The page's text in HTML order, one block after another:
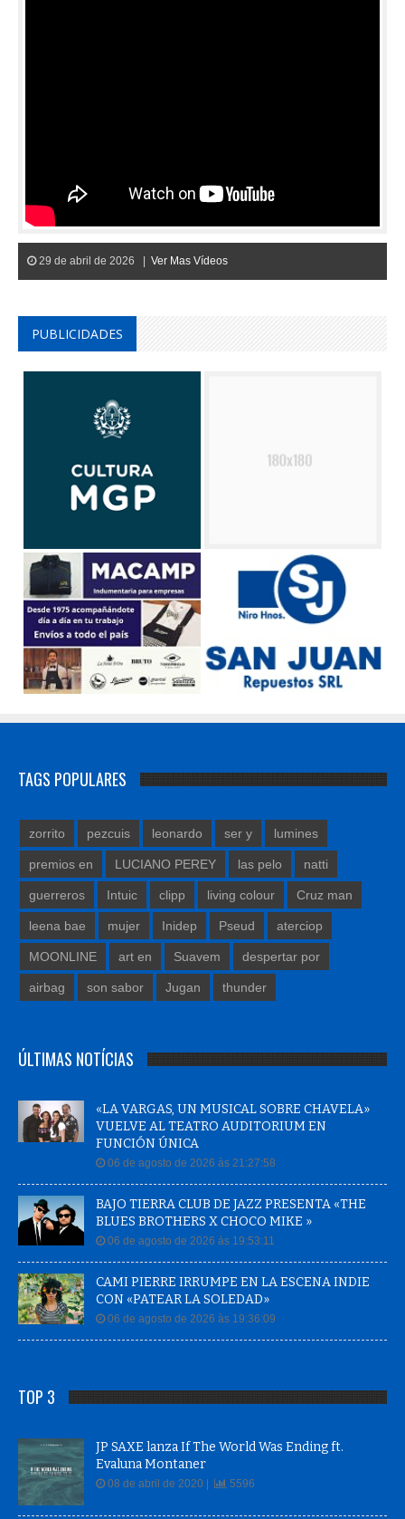
29 de abril de 2026 | Ver Mas Vídeos
PUBLICIDADES
TAGS POPULARES
zorrito pezcuis leonardo ser y lumines
premios en LUCIANO PEREY las pelo natti
guerreros Intuic clipp living colour Cruz man
leena bae mujer Inidep Pseud aterciop
MOONLINE art en Suavem despertar por
airbag son sabor Jugan thunder
ÚLTIMAS NOTÍCIAS
«LA VARGAS, UN MUSICAL SOBRE CHAVELA»
VUELVE AL TEATRO AUDITORIUM EN
FUNCIÓN ÚNICA
06 de agosto de 2026 às 21:27:58
BAJO TIERRA CLUB DE JAZZ PRESENTA «THE
BLUES BROTHERS X CHOCO MIKE »
06 de agosto de 2026 às 19:53:11
CAMI PIERRE IRRUMPE EN LA ESCENA INDIE
CON «PATEAR LA SOLEDAD»
06 de agosto de 2026 às 19:36:09
TOP 3
JP SAXE lanza If The World Was Ending ft.
Evaluna Montaner
08 de abril de 2020 | 5596